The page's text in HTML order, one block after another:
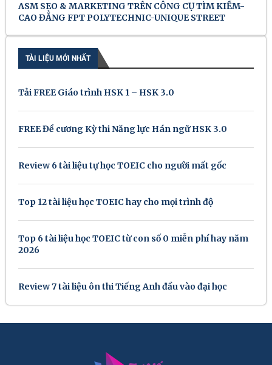
ASM SEO & MARKETING TRÊN CÔNG CỤ TÌM KIẾM-
CAO ĐẲNG FPT POLYTECHNIC-UNIQUE STREET
TÀI LIỆU MỚI NHẤT
Tải FREE Giáo trình HSK 1 – HSK 3.0
FREE Đề cương Kỳ thi Năng lực Hán ngữ HSK 3.0
Review 6 tài liệu tự học TOEIC cho người mất gốc
Top 12 tài liệu học TOEIC hay cho mọi trình độ
Top 6 tài liệu học TOEIC từ con số 0 miễn phí hay năm
2026
Review 7 tài liệu ôn thi Tiếng Anh đầu vào đại học